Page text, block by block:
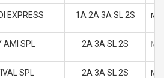
EXPRESS 1A 2A 3A SL 2S M
SPL 2A 3A SL 2S M
SPL 2A 3A SL 2S M